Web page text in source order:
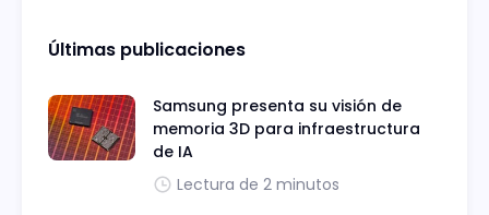
Últimas publicaciones
Samsung presenta su visión de
memoria 3D para infraestructura
de IA
Lectura de 2 minutos